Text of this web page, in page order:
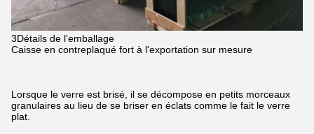
3Détails de l'emballage
Caisse en contreplaqué fort à l'exportation sur mesure
Lorsque le verre est brisé, il se décompose en petits morceaux
granulaires au lieu de se briser en éclats comme le fait le verre
plat.